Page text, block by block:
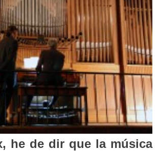
he de dir que la música